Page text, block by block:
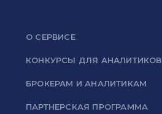
О СЕРВИСЕ
КОНКУРСЫ ДЛЯ АНАЛИТИКОВ
БРОКЕРАМ И АНАЛИТИКАМ
ПАРТНЕРСКАЯ ПРОГРАММА